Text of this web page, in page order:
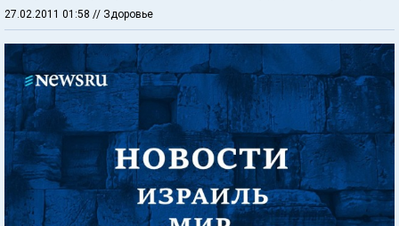
27.02.2011 01:58 // Здоровье